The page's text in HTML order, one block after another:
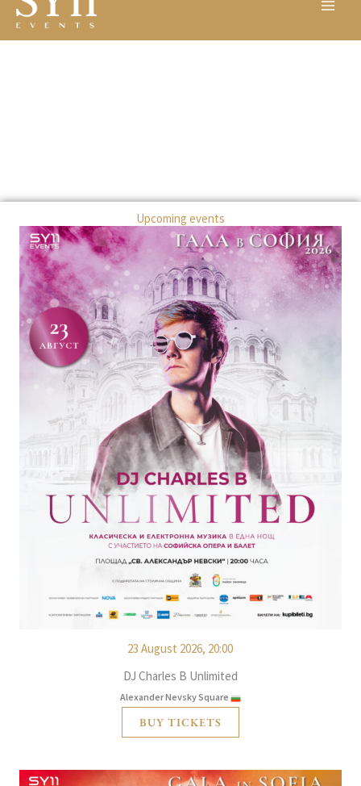
Upcoming events
23 August 2026, 20:00
DJ Charles B Unlimited
Alexander Nevsky Square
BUY TICKETS